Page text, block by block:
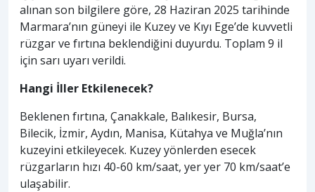
alınan son bilgilere göre, 28 Haziran 2025 tarihinde
Marmara’nın güneyi ile Kuzey ve Kıyı Ege’de kuvvetli
rüzgar ve fırtına beklendiğini duyurdu. Toplam 9 il
için sarı uyarı verildi.
Hangi İller Etkilenecek?
Beklenen fırtına, Çanakkale, Balıkesir, Bursa,
Bilecik, İzmir, Aydın, Manisa, Kütahya ve Muğla’nın
kuzeyini etkileyecek. Kuzey yönlerden esecek
rüzgarların hızı 40-60 km/saat, yer yer 70 km/saat’e
ulaşabilir.